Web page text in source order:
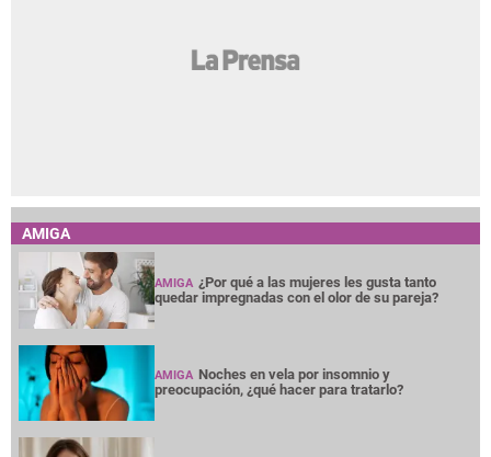
AMIGA
AMIGA ¿Por qué a las mujeres les gusta tanto
quedar impregnadas con el olor de su pareja?
AMIGA Noches en vela por insomnio y
preocupación, ¿qué hacer para tratarlo?